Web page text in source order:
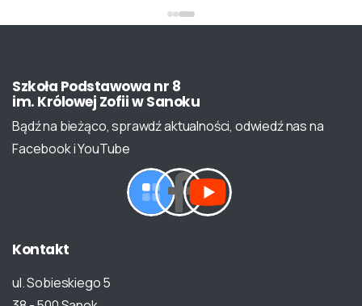
Szkoła Podstawowa nr 8
im. Królowej ZofiiwSanoku
Bądź na bieżąco, sprawdź aktualności, odwiedź nas na
Facebook i YouTube
Kontakt
ul. Sobieskiego 5